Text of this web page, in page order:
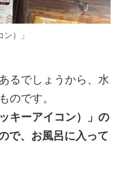
）」
るでしょうから、水
のです。
キーアイコン）」の
で、お風呂に入って